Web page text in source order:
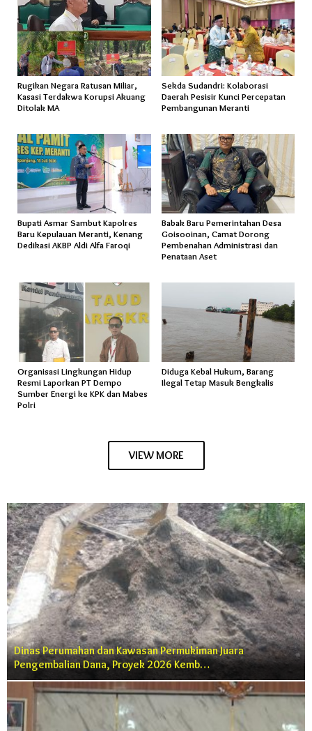
Rugikan Negara Ratusan Miliar,
Kasasi Terdakwa Korupsi Akuang
Ditolak MA
Sekda Sudandri: Kolaborasi
Daerah Pesisir Kunci Percepatan
Pembangunan Meranti
Bupati Asmar Sambut Kapolres
Baru Kepulauan Meranti, Kenang
Dedikasi AKBP Aldi Alfa Faroqi
Babak Baru Pemerintahan Desa
Goisooinan, Camat Dorong
Pembenahan Administrasi dan
Penataan Aset
Organisasi Lingkungan Hidup
Resmi Laporkan PT Dempo
Sumber Energi ke KPK dan Mabes
Polri
Diduga Kebal Hukum, Barang
Ilegal Tetap Masuk Bengkalis
VIEW MORE
Dinas Perumahan dan Kawasan Permukiman Juara
Pengembalian Dana, Proyek 2026 Kemb…